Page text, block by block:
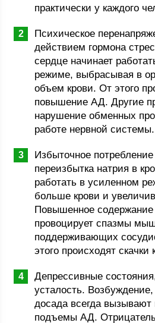
практически у каждого
Психическое
действием гормона
сердце начинает
режиме, выбрасывая в
объем крови. От этого
повышение АД. Другие
нарушение обменных
работе нервной системы.
Избыточное
переизбытка натрия в
работать в усиленном
больше крови и
Повышенное содержание
провоцирует спазмы
поддерживающих
этого происходят скачки
Депрессивные
усталость.
досада всегда вызывают
подъемы АД.